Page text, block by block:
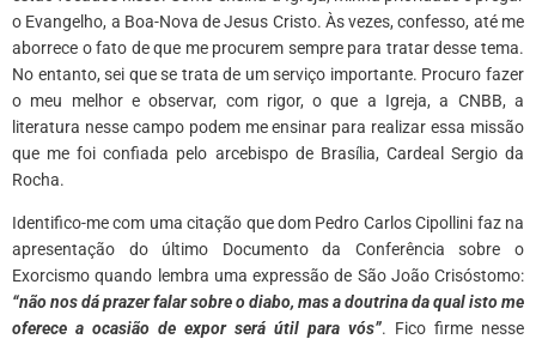
o Evangelho, a Boa-Nova de Jesus Cristo. Às vezes, confesso, até me
aborrece o fato de que me procurem sempre para tratar desse tema.
No entanto, sei que se trata de um serviço importante. Procuro fazer
o meu melhor e observar, com rigor, o que a Igreja, a CNBB, a
literatura nesse campo podem me ensinar para realizar essa missão
que me foi confiada pelo arcebispo de Brasília, Cardeal Sergio da
Rocha.
Identifico-me com uma citação que dom Pedro Carlos Cipollini faz na
apresentação do último Documento da Conferência sobre o
Exorcismo quando lembra uma expressão de São João Crisóstomo:
“não nos dá prazer falar sobre o diabo, mas a doutrina da qual isto me
oferece a ocasião de expor será útil para vós”. Fico firme nesse